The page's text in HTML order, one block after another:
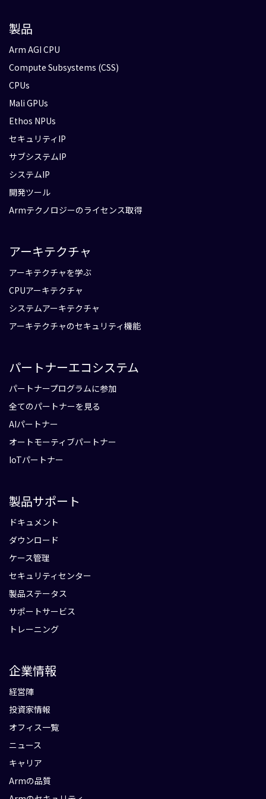
製品
Arm AGI CPU
Compute Subsystems (CSS)
CPUs
Mali GPUs
Ethos NPUs
セキュリティIP
サブシステムIP
システムIP
開発ツール
Armテクノロジーのライセンス取得
アーキテクチャ
アーキテクチャを学ぶ
CPUアーキテクチャ
システムアーキテクチャ
アーキテクチャのセキュリティ機能
パートナーエコシステム
パートナープログラムに参加
全てのパートナーを見る
AIパートナー
オートモーティブパートナー
IoTパートナー
製品サポート
ドキュメント
ダウンロード
ケース管理
セキュリティセンター
製品ステータス
サポートサービス
トレーニング
企業情報
経営陣
投資家情報
オフィス一覧
ニュース
キャリア
Armの品質